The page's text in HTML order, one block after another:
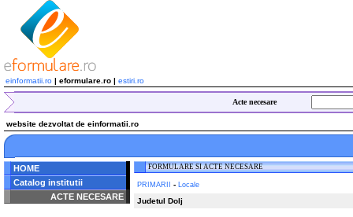
einformatii.ro | eformulare.ro | estiri.ro
Acte necesare
website dezvoltat de einformatii.ro
HOME
Catalog institutii
ACTE NECESARE
FORMULARE SI ACTE NECESARE
PRIMARII - Locale
Judetul Dolj